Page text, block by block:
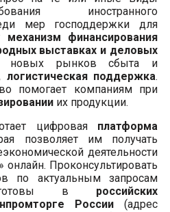
иностранного
мер господдержки для
механизм финансирования
выставках и деловых
новых рынков сбыта и
логистическая поддержка.
помогает компаниям при
их продукции.
цифровая платформа
позволяет им получать
деятельности
Проконсультировать
по актуальным запросам
готовы в российских
России (адрес